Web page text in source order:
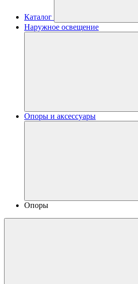
Каталог
Наружное освещение
Опоры и аксессуары
Опоры